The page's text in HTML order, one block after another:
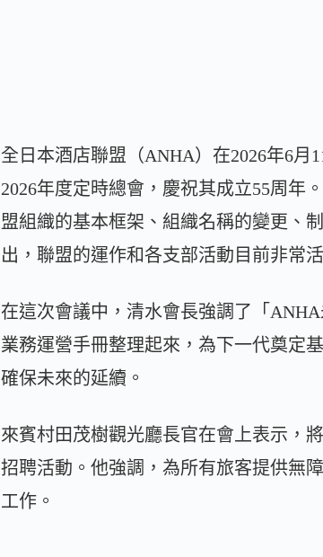
全日本酒店聯盟（ANHA）在2026年6
2026年度定時總會，慶祝其成立55周年
盟組織的基本框架、組織名稱的變更、
出，聯盟的運作和各支部活動目前非常活
在這次會議中，清水會長強調了「
業務運營手冊整理起來，為下一代奠定
確保未來的延續。
來賓村田茂樹觀光廳長官在會上表示，
招聘活動。他強調，為所有旅客提供無
工作。